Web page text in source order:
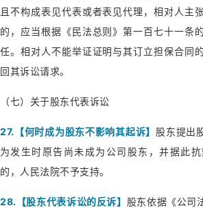
且不构成表见代表或者表见代理，相对人主
的，应当根据《民法总则》第一百七十一条
任。相对人不能举证证明与其订立担保合同
回其诉讼请求。
（七）关于股东代表诉讼
27.【何时成为股东不影响其起诉】 股东提出
为发生时原告尚未成为公司股东，并据此
的，人民法院不予支持。
28.【股东代表诉讼的反诉】 股东依据《公司